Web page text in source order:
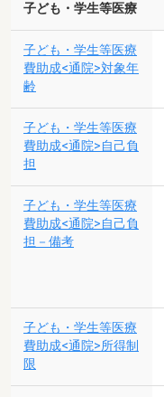
子ども・学生等医療
子ども・学生等医療
費助成<通院>対象年
齢
子ども・学生等医療
費助成<通院>自己負
担
子ども・学生等医療
費助成<通院>自己負
担－備考
子ども・学生等医療
費助成<通院>所得制
限